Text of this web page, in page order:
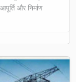
और निर्माण